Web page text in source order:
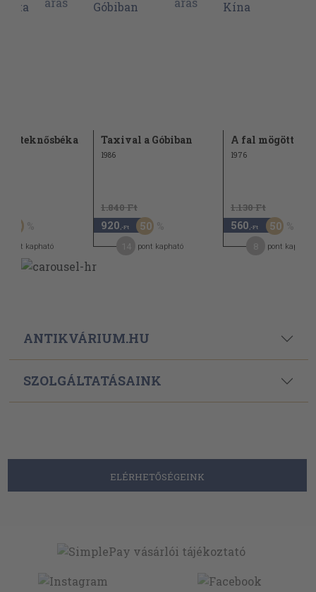
teknősbéka
50
pont kapható
Taxival a Góbiban
1986
1.840 Ft
920 ,-Ft 50
pont kapható
A fal mögött:
1976
1.130 Ft
560 ,-Ft 50
pont kapható
ANTIKVÁRIUM.HU
SZOLGÁLTATÁSAINK
ELÉRHETŐSÉGEINK